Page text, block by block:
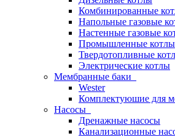
Комбинированные
Напольные газовые
Настенные газовые
Промышленные котлы
Твердотопливные
Электрические котлы
Мембранные баки
Wester
Комплектуюшие для
Насосы
Дренажные насосы
Канализационные